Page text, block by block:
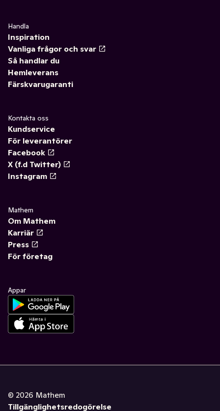
Handla
Inspiration
Vanliga frågor och svar
Så handlar du
Hemleverans
Färskvarugaranti
Kontakta oss
Kundservice
För leverantörer
Facebook
X (f.d Twitter)
Instagram
Mathem
Om Mathem
Karriär
Press
För företag
Appar
© 2026 Mathem
Tillgänglighetsredogörelse